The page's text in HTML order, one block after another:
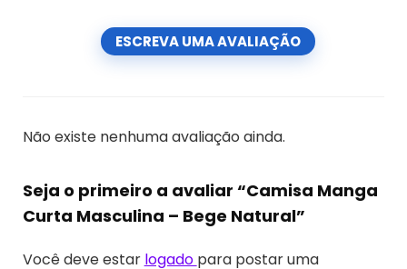
ESCREVA UMA AVALIAÇÃO
Não existe nenhuma avaliação ainda.
Seja o primeiro a avaliar “Camisa Manga
Curta Masculina – Bege Natural”
Você deve estar logado para postar uma